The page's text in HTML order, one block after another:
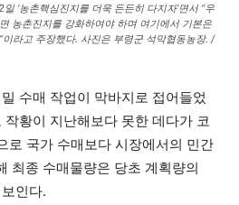
‘농촌핵심진지를 더욱 든든히 다지자’면서 “우
농촌진지를 강화하여야 하며 여기에서 기본은
라고 주장했다. 사진은 부령군 석막협동농장. /
수매 작업이 막바지로 접어들었
황이 지난해보다 못한 데다가 코
로 국가 수매보다 시장에서의 민간
최종 수매물량은 당초 계획량의
인다.